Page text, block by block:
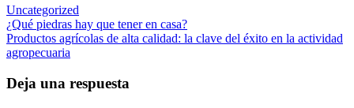
Uncategorized
Navegación
de
¿Qué piedras hay que tener en casa?
Productos agrícolas de alta calidad: la clave del éxito en la actividad
agropecuaria
Deja una respuesta